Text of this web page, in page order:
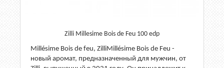
Zilli Millesime Bois de Feu 100 edp
Millésime Bois de feu, ZilliMillésime Bois de Feu -
новый аромат, предназначенный для мужчин, от